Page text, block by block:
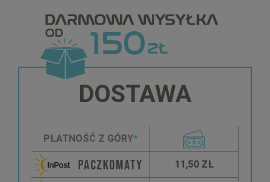
DOSTAWA
PŁATNOŚĆ Z GÓRY*
11,50 ZŁ